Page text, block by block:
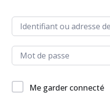
Me garder connecté